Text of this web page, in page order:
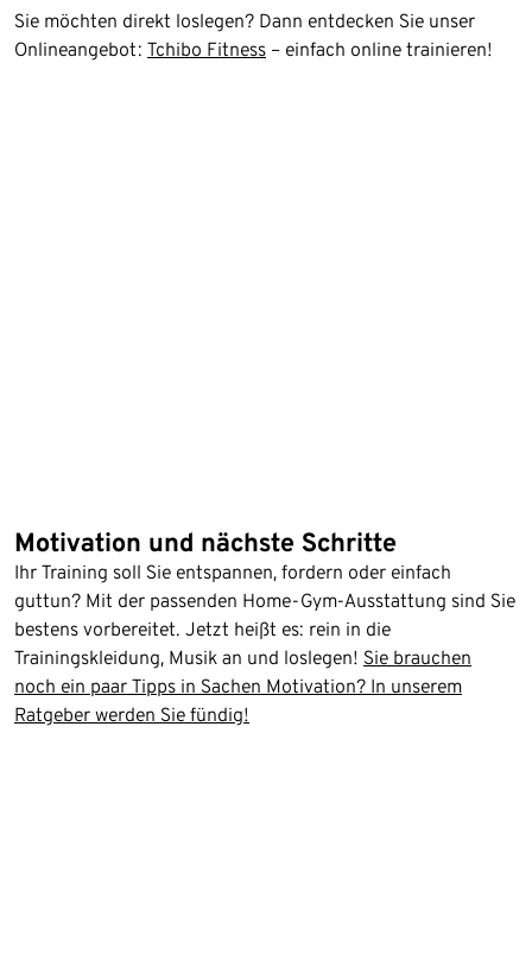
Sie möchten direkt loslegen? Dann entdecken Sie unser
Onlineangebot: Tchibo Fitness – einfach online trainieren!
Motivation und nächste Schritte
Ihr Training soll Sie entspannen, fordern oder einfach
guttun? Mit der passenden Home-Gym-Ausstattung sind Sie
bestens vorbereitet. Jetzt heißt es: rein in die
Trainingskleidung, Musik an und loslegen! Sie brauchen
noch ein paar Tipps in Sachen Motivation? In unserem
Ratgeber werden Sie fündig!